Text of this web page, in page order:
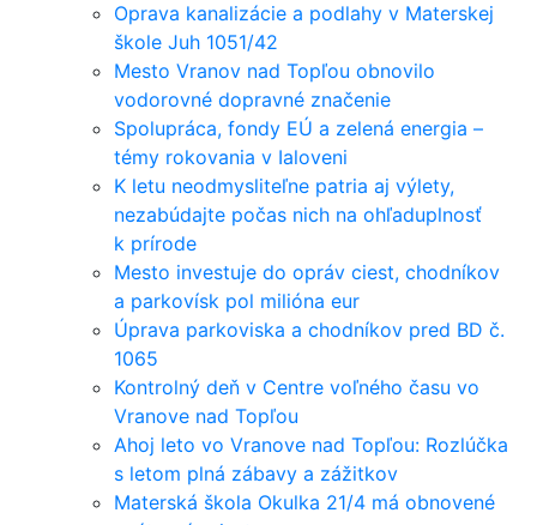
Oprava kanalizácie a podlahy v Materskej
škole Juh 1051/42
Mesto Vranov nad Topľou obnovilo
vodorovné dopravné značenie
Spolupráca, fondy EÚ a zelená energia –
témy rokovania v Ialoveni
K letu neodmysliteľne patria aj výlety,
nezabúdajte počas nich na ohľaduplnosť
k prírode
Mesto investuje do opráv ciest, chodníkov
a parkovísk pol milióna eur
Úprava parkoviska a chodníkov pred BD č.
1065
Kontrolný deň v Centre voľného času vo
Vranove nad Topľou
Ahoj leto vo Vranove nad Topľou: Rozlúčka
s letom plná zábavy a zážitkov
Materská škola Okulka 21/4 má obnovené